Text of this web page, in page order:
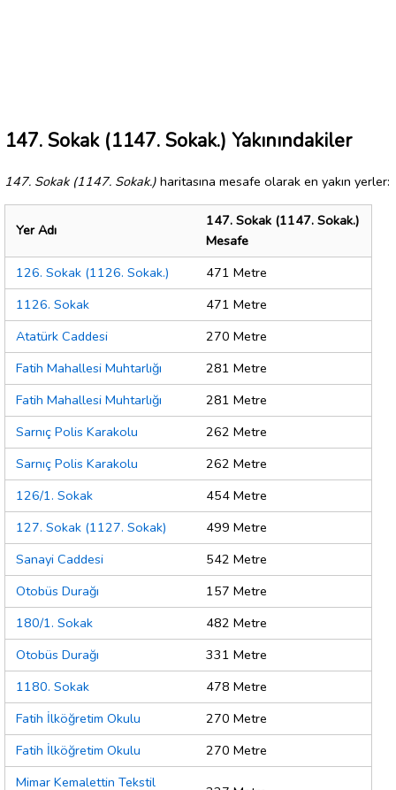
147. Sokak (1147. Sokak.) Yakınındakiler
147. Sokak (1147. Sokak.) haritasına mesafe olarak en yakın yerler:
Yer Adı
147. Sokak (1147. Sokak.)
Mesafe
126. Sokak (1126. Sokak.)
471 Metre
1126. Sokak
471 Metre
Atatürk Caddesi
270 Metre
Fatih Mahallesi Muhtarlığı
281 Metre
Fatih Mahallesi Muhtarlığı
281 Metre
Sarnıç Polis Karakolu
262 Metre
Sarnıç Polis Karakolu
262 Metre
126/1. Sokak
454 Metre
127. Sokak (1127. Sokak)
499 Metre
Sanayi Caddesi
542 Metre
Otobüs Durağı
157 Metre
180/1. Sokak
482 Metre
Otobüs Durağı
331 Metre
1180. Sokak
478 Metre
Fatih İlköğretim Okulu
270 Metre
Fatih İlköğretim Okulu
270 Metre
Mimar Kemalettin Tekstil